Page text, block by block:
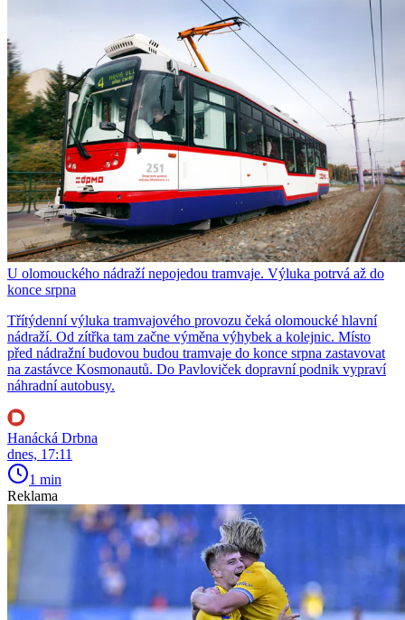
U olomouckého nádraží nepojedou tramvaje. Výluka potrvá až do
konce srpna
Třítýdenní výluka tramvajového provozu čeká olomoucké hlavní
nádraží. Od zítřka tam začne výměna výhybek a kolejnic. Místo
před nádražní budovou budou tramvaje do konce srpna zastavovat
na zastávce Kosmonautů. Do Pavloviček dopravní podnik vypraví
náhradní autobusy.
Hanácká Drbna
dnes, 17:11
1 min
Reklama